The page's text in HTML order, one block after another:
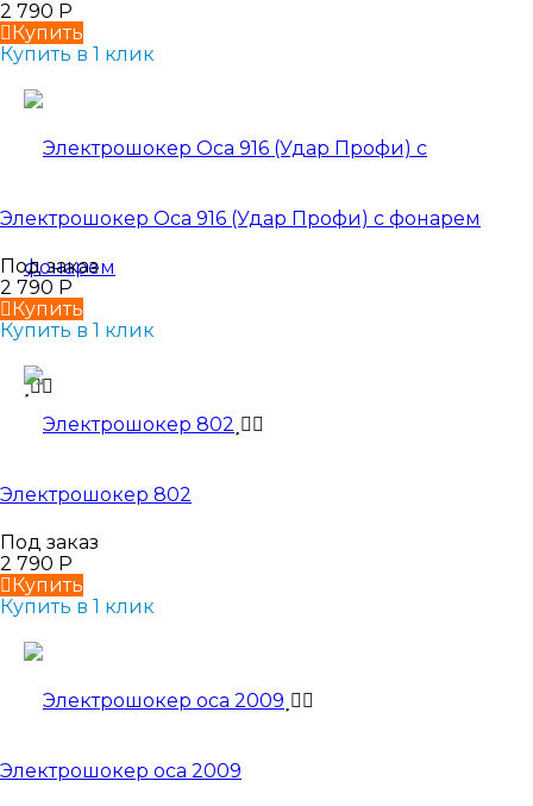
2 790 Р
Купить
Купить в 1 клик
Электрошокер Оса 916 (Удар Профи) с фонарем
Под заказ
2 790 Р
Купить
Купить в 1 клик
Электрошокер 802
Под заказ
2 790 Р
Купить
Купить в 1 клик
Электрошокер оса 2009